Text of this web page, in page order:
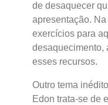
de desaquecer
apresentação.
exercícios para
desaquecimento,
esses recursos.
Outro tema
Edon trata-se de